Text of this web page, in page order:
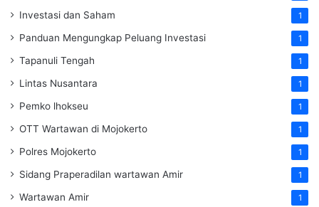
Investasi dan Saham 1
Panduan Mengungkap Peluang Investasi 1
Tapanuli Tengah 1
Lintas Nusantara 1
Pemko lhokseu 1
OTT Wartawan di Mojokerto 1
Polres Mojokerto 1
Sidang Praperadilan wartawan Amir 1
Wartawan Amir 1